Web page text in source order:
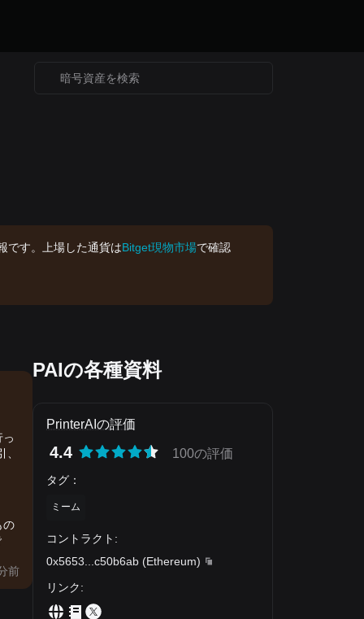
です。上場した通貨はBitget現物市場で確認
の
前
PAIの各種資料
PrinterAIの評価
4.4 100の評価
タグ ：
ミーム
コントラクト :
0x5653
c50b6ab (Ethereum)
リンク: